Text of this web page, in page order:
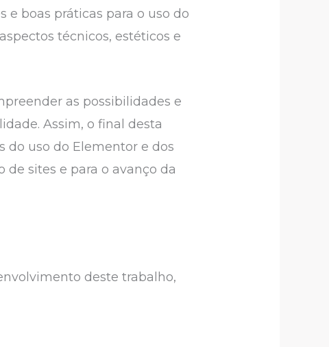
e boas práticas para o uso do
técnicos, estéticos e
as possibilidades e
Assim, o final desta
do uso do Elementor e dos
sites e para o avanço da
deste trabalho,